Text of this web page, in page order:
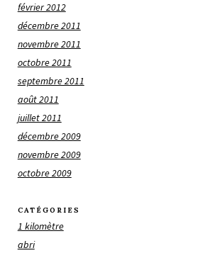
février 2012
décembre 2011
novembre 2011
octobre 2011
septembre 2011
août 2011
juillet 2011
décembre 2009
novembre 2009
octobre 2009
CATÉGORIES
1 kilomètre
abri